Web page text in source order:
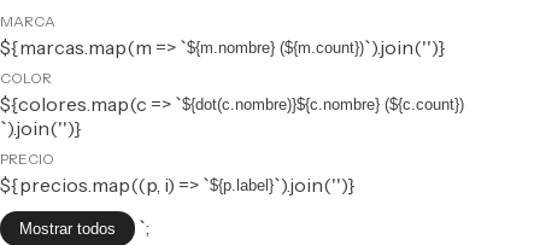
MARCA
${marcas.map(m => `${m.nombre} (${m.count})`).join('')}
COLOR
${colores.map(c => `${dot(c.nombre)}${c.nombre} (${c.count})
`).join('')}
PRECIO
${precios.map((p, i) => `${p.label}`).join('')}
Mostrar todos
`;